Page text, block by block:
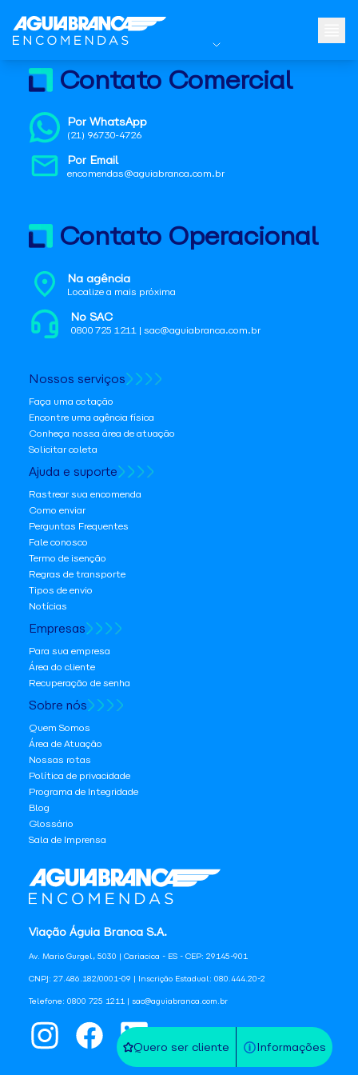
Quero ser cliente Informações
Viação Águia Branca S.A.
Av. Mario Gurgel, 5030 | Cariacica - ES - CEP: 29145-901
CNPJ: 27.486.182/0001-09 | Inscrição Estadual: 080.444.20-2
Telefone: 0800 725 1211 | sac@aguiabranca.com.br
Contato Comercial
Por WhatsApp
(21) 96730-4726
Por Email
encomendas@aguiabranca.com.br
Contato Operacional
Na agência
Localize a mais próxima
No SAC
0800 725 1211 | sac@aguiabranca.com.br
Nossos serviços
Faça uma cotação
Encontre uma agência física
Conheça nossa área de atuação
Solicitar coleta
Ajuda e suporte
Rastrear sua encomenda
Como enviar
Perguntas Frequentes
Fale conosco
Termo de isenção
Regras de transporte
Tipos de envio
Notícias
Empresas
Para sua empresa
Área do cliente
Recuperação de senha
Sobre nós
Quem Somos
Área de Atuação
Nossas rotas
Política de privacidade
Programa de Integridade
Blog
Glossário
Sala de Imprensa